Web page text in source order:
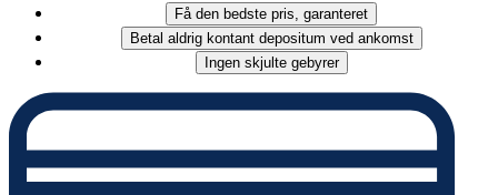
Få den bedste pris, garanteret
Betal aldrig kontant depositum ved ankomst
Ingen skjulte gebyrer